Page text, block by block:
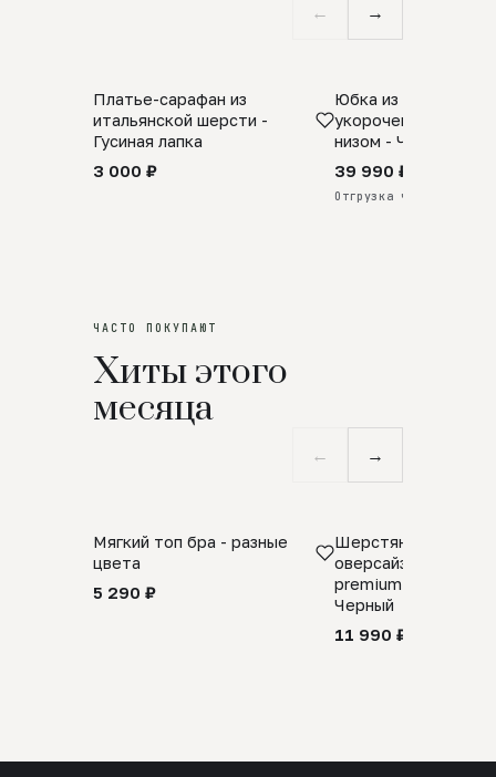
← →
SALE
Платье-сарафан из
итальянской шерсти -
Гусиная лапка
3 000 ₽
ПРЕДЗАКАЗ
Юбка из
укороченная с
низом - Черный
39 990 ₽
Отгрузка через 25 дней
ЧАСТО ПОКУПАЮТ
Хиты этого
месяца
← →
Мягкий топ бра - разные
цвета
5 290 ₽
Шерстяной свитер
оверсайз 100%
premium merino
Черный
11 990 ₽